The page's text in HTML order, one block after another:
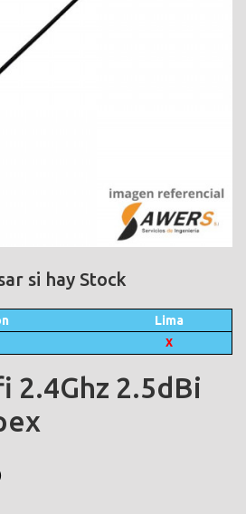
si hay Stock
Lima
X
2.4Ghz 2.5dBi